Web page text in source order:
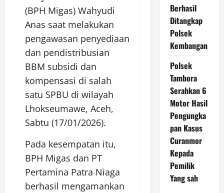
(BPH Migas) Wahyudi
Anas saat melakukan
pengawasan penyediaan
dan pendistribusian
BBM subsidi dan
kompensasi di salah
satu SPBU di wilayah
Lhokseumawe, Aceh,
Sabtu (17/01/2026).
Pada kesempatan itu,
BPH Migas dan PT
Pertamina Patra Niaga
berhasil mengamankan
Berhasil
Ditangkap
Polsek
Kembangan
Polsek
Tambora
Serahkan 6
Motor Hasil
Pengungka
pan Kasus
Curanmor
Kepada
Pemilik
Yang sah